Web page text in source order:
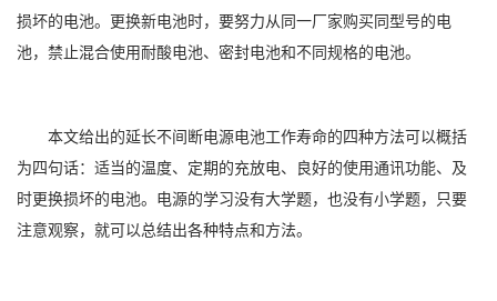
损坏的电池。更换新电池时，要努力从同一厂家购买同型号的电
池，禁止混合使用耐酸电池、密封电池和不同规格的电池。
本文给出的延长不间断电源电池工作寿命的四种方法可以概括
为四句话：适当的温度、定期的充放电、良好的使用通讯功能、及
时更换损坏的电池。电源的学习没有大学题，也没有小学题，只要
注意观察，就可以总结出各种特点和方法。